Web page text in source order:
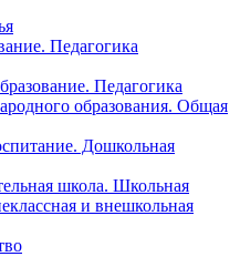
Педагогика
Педагогика
образования. Общая
Дошкольная
школа. Школьная
и внешкольная